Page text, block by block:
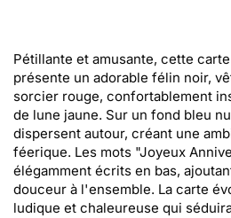
Pétillante et amusante, cette
présente un adorable félin noir,
sorcier rouge, confortablement
de lune jaune. Sur un fond bleu
dispersent autour, créant une
féerique. Les mots "Joyeux
élégamment écrits en bas,
douceur à l'ensemble. La carte
ludique et chaleureuse qui